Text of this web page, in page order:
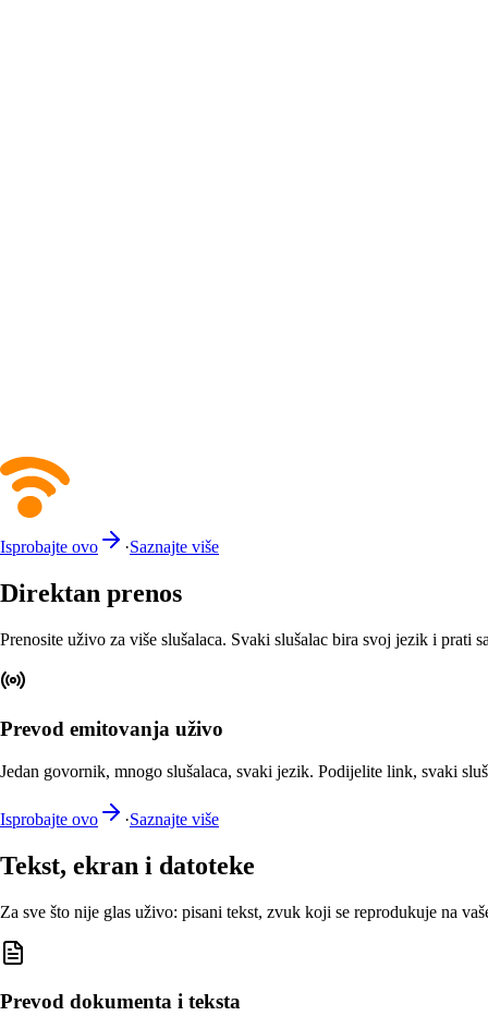
Isprobajte ovo ·Saznajte više
Direktan prenos
Prenosite uživo za više slušalaca. Svaki slušalac bira svoj jezik i prati
Prevod emitovanja uživo
Jedan govornik, mnogo slušalaca, svaki jezik. Podijelite link, svaki
Isprobajte ovo ·Saznajte više
Tekst, ekran i datoteke
Za sve što nije glas uživo: pisani tekst, zvuk koji se reprodukuje na
Prevod dokumenta i teksta